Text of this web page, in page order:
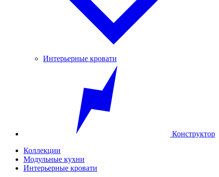
Интерьерные кровати
Конструктор
Коллекции
Модульные кухни
Интерьерные кровати